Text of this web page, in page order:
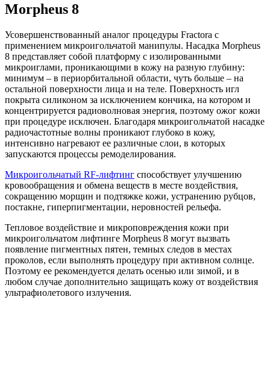
Morpheus 8
Усовершенствованный аналог процедуры Fractora с
применением микроигольчатой манипулы. Насадка Morpheus
8 представляет собой платформу с изолированными
микроиглами, проникающими в кожу на разную глубину:
минимум – в периорбитальной области, чуть больше – на
остальной поверхности лица и на теле. Поверхность игл
покрыта силиконом за исключением кончика, на котором и
концентрируется радиоволновая энергия, поэтому ожог кожи
при процедуре исключен. Благодаря микроигольчатой насадке
радиочастотные волны проникают глубоко в кожу,
интенсивно нагревают ее различные слои, в которых
запускаются процессы ремоделирования.
Микроигольчатый RF-лифтинг способствует улучшению
кровообращения и обмена веществ в месте воздействия,
сокращению морщин и подтяжке кожи, устранению рубцов,
постакне, гиперпигментации, неровностей рельефа.
Тепловое воздействие и микроповреждения кожи при
микроигольчатом лифтинге Morpheus 8 могут вызвать
появление пигментных пятен, темных следов в местах
проколов, если выполнять процедуру при активном солнце.
Поэтому ее рекомендуется делать осенью или зимой, и в
любом случае дополнительно защищать кожу от воздействия
ультрафиолетового излучения.